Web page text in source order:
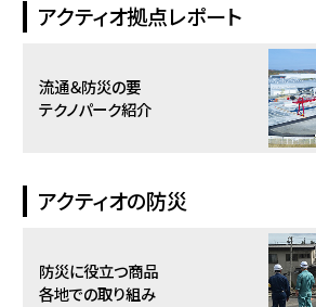
アクティオ拠点レポート
流通＆防災の要
テクノパーク紹介
アクティオの防災
防災に役立つ商品
各地での取り組み